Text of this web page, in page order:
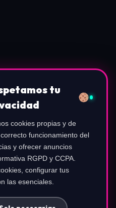
tu
cookies propias y de
funcionamiento del
y ofrecer anuncios
RGPD y CCPA.
configurar tus
las esenciales.